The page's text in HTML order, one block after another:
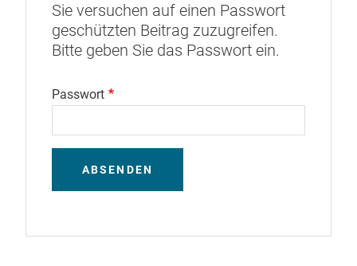
Sie versuchen auf einen Passwort
geschützten Beitrag zuzugreifen.
Bitte geben Sie das Passwort ein.
Passwort
ABSENDEN